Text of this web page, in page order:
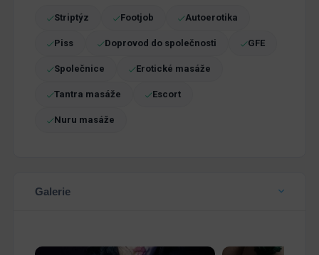
Striptýz Footjob Autoerotika
Piss Doprovod do společnosti GFE
Společnice Erotické masáže
Tantra masáže Escort
Nuru masáže
Galerie